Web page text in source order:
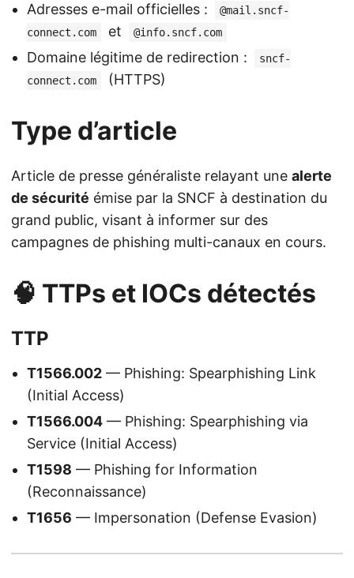
Adresses e-mail officielles :
@mail.sncf-
connect.com
et @info.sncf.com
Domaine légitime de redirection :
sncf-
connect.com
(HTTPS)
Type d’article
Article de presse généraliste relayant une alerte
de sécurité émise par la SNCF à destination du
grand public, visant à informer sur des
campagnes de phishing multi-canaux en cours.
🧠 TTPs et IOCs détectés
TTP
T1566.002 — Phishing: Spearphishing Link
(Initial Access)
T1566.004 — Phishing: Spearphishing via
Service (Initial Access)
T1598 — Phishing for Information
(Reconnaissance)
T1656 — Impersonation (Defense Evasion)